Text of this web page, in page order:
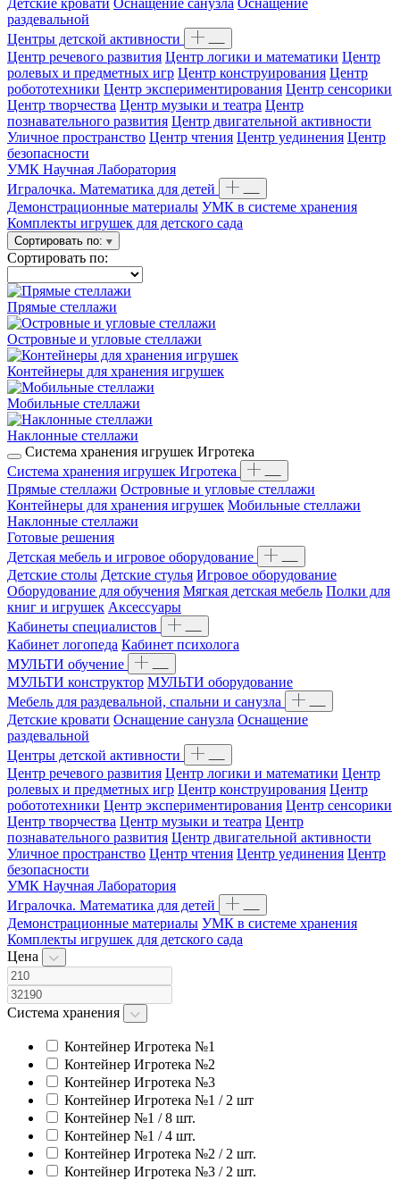
раздевальной
Центры детской активности
Центр речевого развития Центр логики и математики Центр
ролевых и предметных игр Центр конструирования Центр
робототехники Центр экспериментирования Центр сенсорики
Центр творчества Центр музыки и театра Центр
познавательного развития Центр двигательной активности
Уличное пространство Центр чтения Центр уединения Центр
безопасности
УМК Научная Лаборатория
Игралочка. Математика для детей
Демонстрационные материалы УМК в системе хранения
Комплекты игрушек для детского сада
Сортировать по:
Сортировать по:
Прямые стеллажи
Островные и угловые стеллажи
Контейнеры для хранения игрушек
Мобильные стеллажи
Наклонные стеллажи
Система хранения игрушек Игротека
Система хранения игрушек Игротека
Прямые стеллажи Островные и угловые стеллажи
Контейнеры для хранения игрушек Мобильные стеллажи
Наклонные стеллажи
Готовые решения
Детская мебель и игровое оборудование
Детские столы Детские стулья Игровое оборудование
Оборудование для обучения Мягкая детская мебель Полки для
книг и игрушек Аксессуары
Кабинеты специалистов
Кабинет логопеда Кабинет психолога
МУЛЬТИ обучение
МУЛЬТИ конструктор МУЛЬТИ оборудование
Мебель для раздевальной, спальни и санузла
Детские кровати Оснащение санузла Оснащение
раздевальной
Центры детской активности
Центр речевого развития Центр логики и математики Центр
ролевых и предметных игр Центр конструирования Центр
робототехники Центр экспериментирования Центр сенсорики
Центр творчества Центр музыки и театра Центр
познавательного развития Центр двигательной активности
Уличное пространство Центр чтения Центр уединения Центр
безопасности
УМК Научная Лаборатория
Игралочка. Математика для детей
Демонстрационные материалы УМК в системе хранения
Комплекты игрушек для детского сада
Цена
Система хранения
Контейнер Игротека №1
Контейнер Игротека №2
Контейнер Игротека №3
Контейнер Игротека №1 / 2 шт
Контейнер №1 / 8 шт.
Контейнер №1 / 4 шт.
Контейнер Игротека №2 / 2 шт.
Контейнер Игротека №3 / 2 шт.